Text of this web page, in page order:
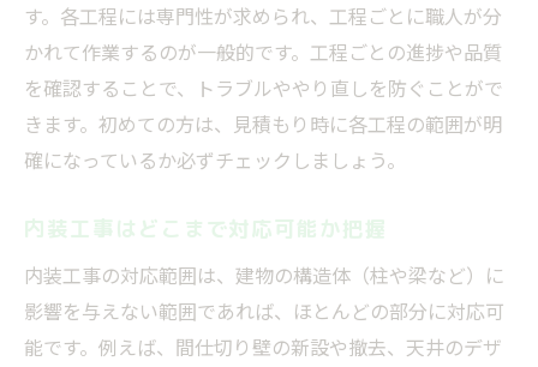
す。各工程には専門性が求められ、工程ごとに職人が分
かれて作業するのが一般的です。工程ごとの進捗や品質
を確認することで、トラブルややり直しを防ぐことがで
きます。初めての方は、見積もり時に各工程の範囲が明
確になっているか必ずチェックしましょう。
内装工事はどこまで対応可能か把握
内装工事の対応範囲は、建物の構造体（柱や梁など）に
影響を与えない範囲であれば、ほとんどの部分に対応可
能です。例えば、間仕切り壁の新設や撤去、天井のデザ